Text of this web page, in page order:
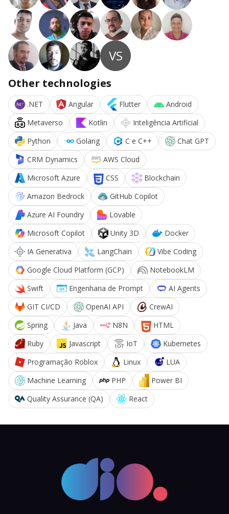
VS
Other technologies
.NET Angular Flutter
Android
Metaverso
Kotlin
Inteligência Artificial
Python
Golang C e C++
Chat GPT
CRM Dynamics
AWS Cloud
Microsoft Azure
CSS
Blockchain
Amazon Bedrock
GitHub Copilot
Azure AI Foundry
Lovable
Microsoft Copilot
Unity 3D
Docker
IA Generativa
LangChain
Vibe Coding
Google Cloud Platform (GCP)
NotebookLM
Swift
Engenharia de Prompt
AI Agents
GIT CI/CD
OpenAI API
CrewAI
Spring
Java N8N
HTML
Ruby
Javascript IoT
Kubernetes
Programação Roblox
Linux
LUA
Machine Learning
PHP
Power BI
Quality Assurance (QA)
React